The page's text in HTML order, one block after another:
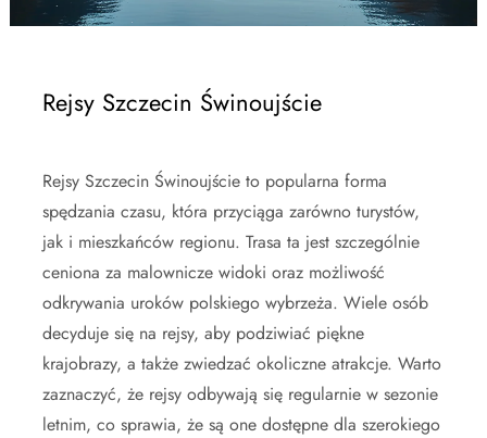
Rejsy Szczecin Świnoujście
Rejsy Szczecin Świnoujście to popularna forma
spędzania czasu, która przyciąga zarówno turystów,
jak i mieszkańców regionu. Trasa ta jest szczególnie
ceniona za malownicze widoki oraz możliwość
odkrywania uroków polskiego wybrzeża. Wiele osób
decyduje się na rejsy, aby podziwiać piękne
krajobrazy, a także zwiedzać okoliczne atrakcje. Warto
zaznaczyć, że rejsy odbywają się regularnie w sezonie
letnim, co sprawia, że są one dostępne dla szerokiego